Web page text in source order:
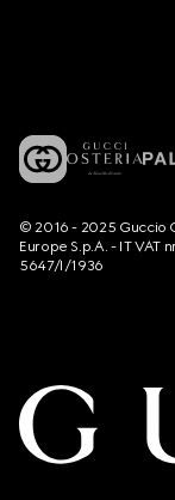
© 2016 - 2025 Guccio
Europe S.p.A. - IT VAT
5647/I/1936